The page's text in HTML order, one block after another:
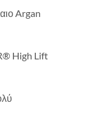
Argan
High Lift